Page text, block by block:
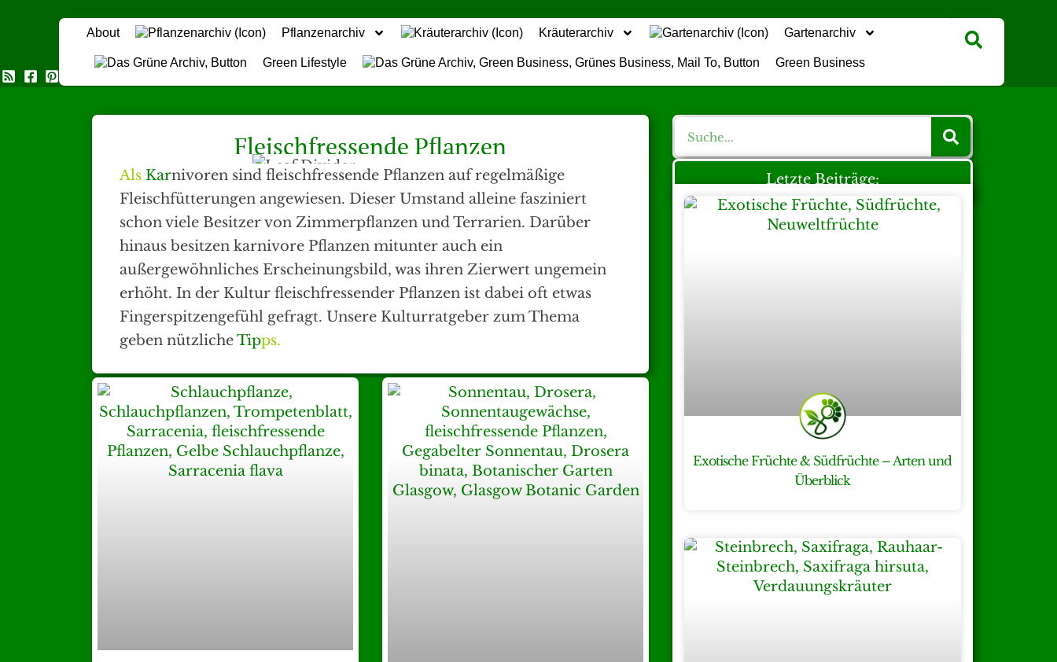
About Pflanzenarchiv Kräuterarchiv Gartenarchiv
Green Lifestyle Green Business
Das Grüne Archiv
Fleischfressende Pflanzen
Als Karnivoren sind fleischfressende Pflanzen auf regelmäßige
Fleischfütterungen angewiesen. Dieser Umstand alleine fasziniert
schon viele Besitzer von Zimmerpflanzen und Terrarien. Darüber
hinaus besitzen karnivore Pflanzen mitunter auch ein
außergewöhnliches Erscheinungsbild, was ihren Zierwert ungemein
erhöht. In der Kultur fleischfressender Pflanzen ist dabei oft etwas
Fingerspitzengefühl gefragt. Unsere Kulturratgeber zum Thema
geben nützlicheTipps.
Letzte Beiträge:
Exotische Früchte & Südfrüchte – Arten und
Überblick